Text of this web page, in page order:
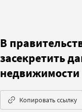
В
засекретить
недвижимости
Копировать ссылку